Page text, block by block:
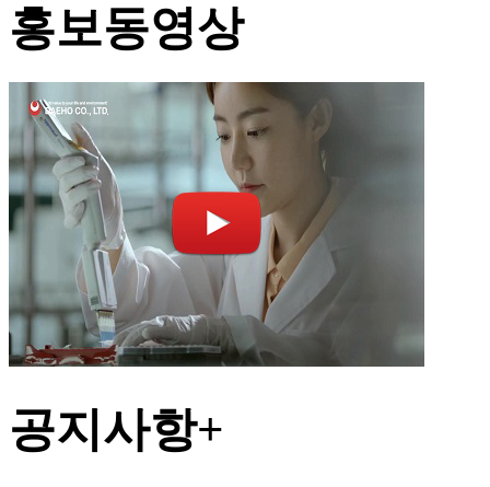
홍보동영상
공지사항+